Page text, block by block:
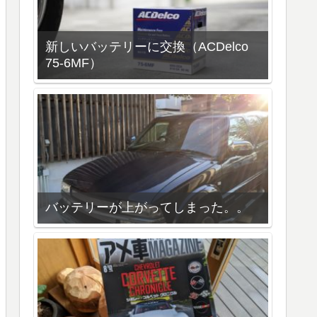
新しいバッテリーに交換（ACDelco
75-6MF）
バッテリーが上がってしまった。。